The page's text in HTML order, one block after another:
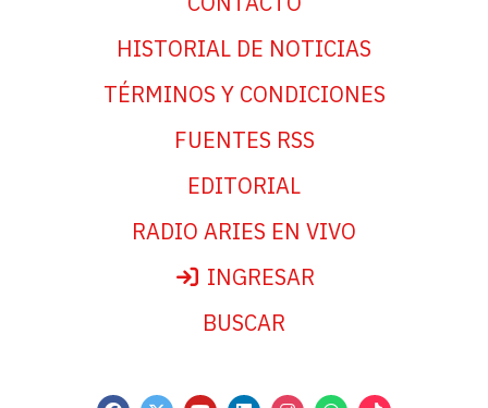
HISTORIAL DE NOTICIAS
TÉRMINOS Y CONDICIONES
FUENTES RSS
EDITORIAL
RADIO ARIES EN VIVO
INGRESAR
BUSCAR